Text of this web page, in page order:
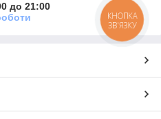
до 21:00
КНОПКА
ЗВ'ЯЗКУ